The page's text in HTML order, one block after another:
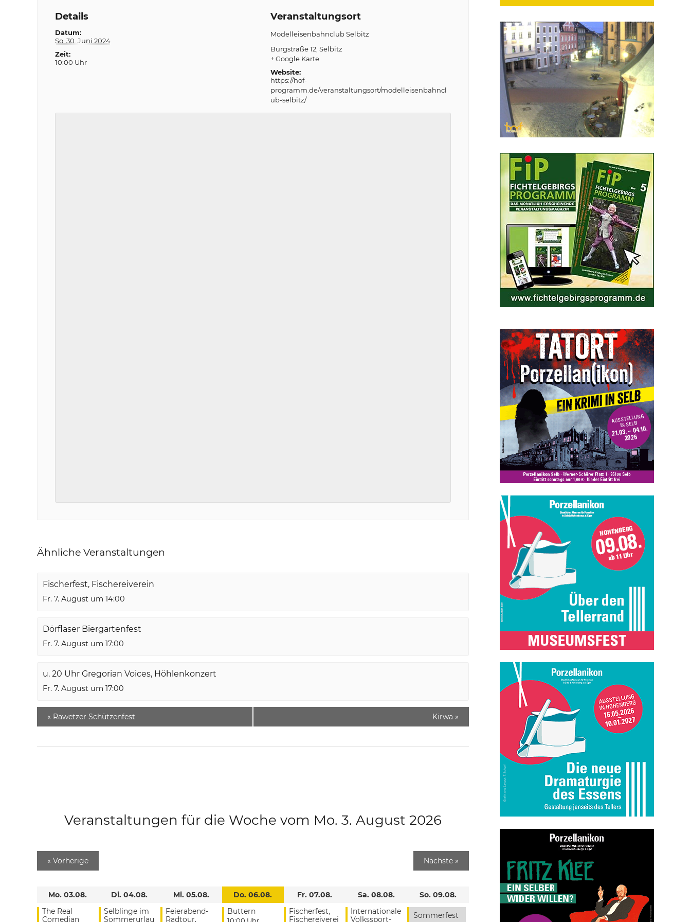
Details
Datum:
So. 30. Juni 2024
Zeit:
10:00 Uhr
Veranstaltungsort
Modelleisenbahnclub Selbitz
Burgstraße 12 Selbitz
+ Google Karte
Website:
https://hof-
programm.de/veranstaltungsort/modelleisenbahncl
ub-selbitz/
Ähnliche Veranstaltungen
Fischerfest, Fischereiverein
Fr. 7. August um 14:00
Dörflaser Biergartenfest
Fr. 7. August um 17:00
u. 20 Uhr Gregorian Voices, Höhlenkonzert
Fr. 7. August um 17:00
« Rawetzer Schützenfest Kirwa »
Veranstaltungen für die Woche vom Mo. 3. August 2026
« Vorherige Nächste »
Mo. 03.08.
The Real
Comedian
Di. 04.08.
Selblinge im
Sommerurlau
Mi. 05.08.
Feierabend-
Radtour,
Do. 06.08.
Buttern
Fr. 07.08.
Fischerfest,
Fischereiverei
Sa. 08.08.
Internationale
Volkssport-
So. 09.08.
Sommerfest